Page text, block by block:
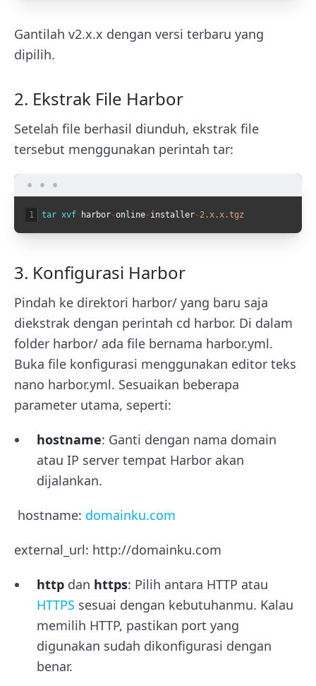
Gantilah v2.x.x dengan versi terbaru yang
dipilih.
2. Ekstrak File Harbor
Setelah file berhasil diunduh, ekstrak file
tersebut menggunakan perintah tar:
1 tar xvf harbor-online-installer-2.x.x.tgz
3. Konfigurasi Harbor
Pindah ke direktori harbor/ yang baru saja
diekstrak dengan perintah cd harbor. Di dalam
folder harbor/ ada file bernama harbor.yml.
Buka file konfigurasi menggunakan editor teks
nano harbor.yml. Sesuaikan beberapa
parameter utama, seperti:
hostname: Ganti dengan nama domain
atau IP server tempat Harbor akan
dijalankan.
hostname: domainku.com
external_url: http://domainku.com
http dan https: Pilih antara HTTP atau
HTTPS sesuai dengan kebutuhanmu. Kalau
memilih HTTP, pastikan port yang
digunakan sudah dikonfigurasi dengan
benar.